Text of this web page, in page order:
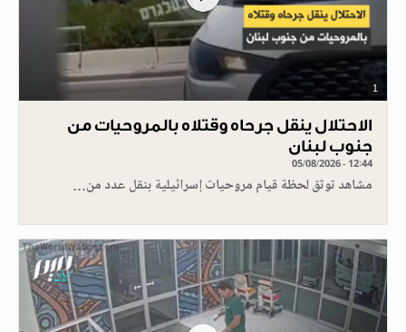
1
الاحتلال ينقل جرحاه وقتلاه بالمروحيات من
جنوب لبنان
05/08/2026 - 12:44
مشاهد توثق لحظة قيام مروحيات إسرائيلية بنقل عدد من…